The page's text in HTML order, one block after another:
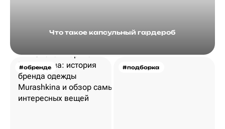
Что такое капсульный гардероб
#обренде #подборка